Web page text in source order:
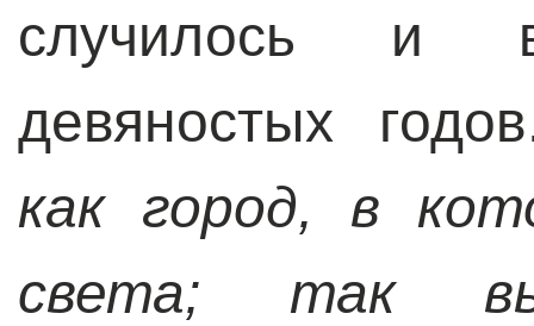
случилось и
девяностых
как город, в
света; так